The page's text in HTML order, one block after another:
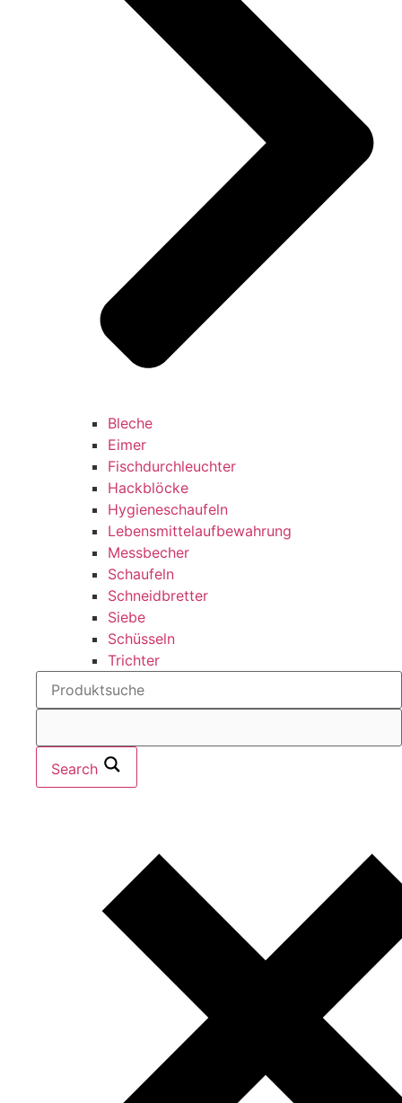
Bleche
Eimer
Fischdurchleuchter
Hackblöcke
Hygieneschaufeln
Lebensmittelaufbewahrung
Messbecher
Schaufeln
Schneidbretter
Siebe
Schüsseln
Trichter
Search